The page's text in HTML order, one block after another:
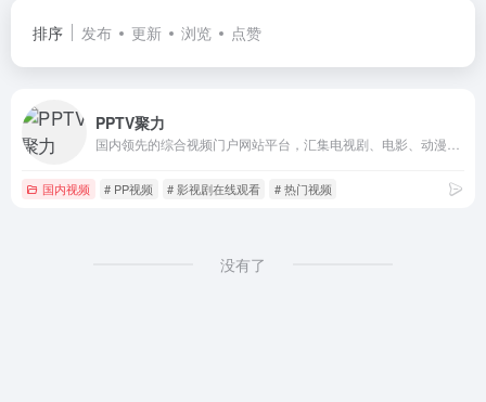
排序 发布 更新 浏览 点赞
PPTV聚力
国内视频 # PP视频 # 影视剧在线观看 # 热门视频
没有了